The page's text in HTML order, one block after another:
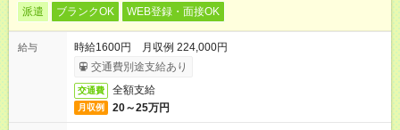
派遣 ブランクOK WEB登録・面接OK
給与
時給1600円 月収例 224,000円
交通費別途支給あり
交通費 全額支給
月収例 20～25万円